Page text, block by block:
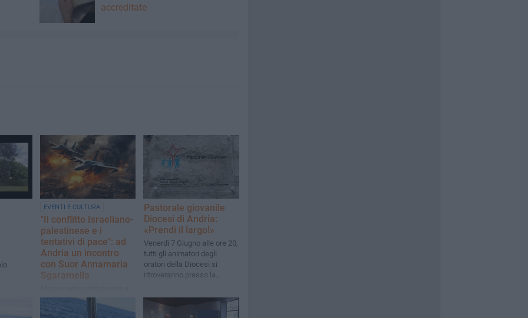
accreditate
EVENTI E CULTURA
"Il conflitto Israeliano-
palestinese e i
tentativi di pace": ad
Andria un incontro
con Suor Annamaria
Sgaramella
Gerusalemme, nell'incontro
in programma giovedì 18
Pastorale giovanile
Diocesi di Andria:
«Prendi il largo!»
Venerdì 7 Giugno alle ore 20,
tutti gli animatori degli
oratori della Diocesi si
ritroveranno presso la